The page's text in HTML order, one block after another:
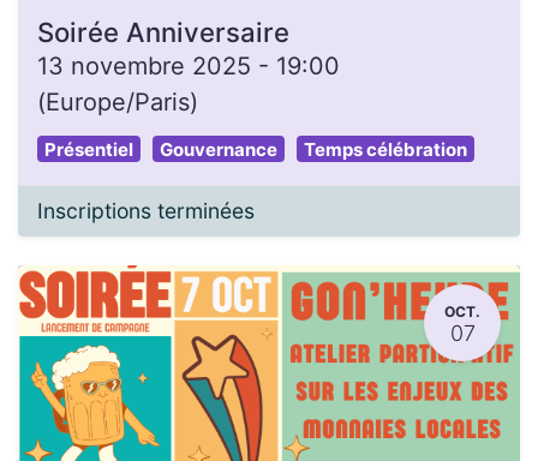
Soirée Anniversaire
13 novembre 2025 - 19:00
(Europe/Paris)
Présentiel Gouvernance Temps célébration
Inscriptions terminées
OCT.
07